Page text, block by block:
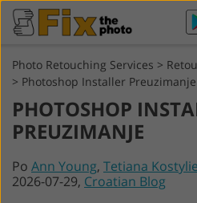
Photo Retouching Services >
> Photoshop Installer Preuzimanje
PHOTOSHOP
PREUZIMANJE
Po Ann Young, Tetiana
2026-07-29, Croatian Blog